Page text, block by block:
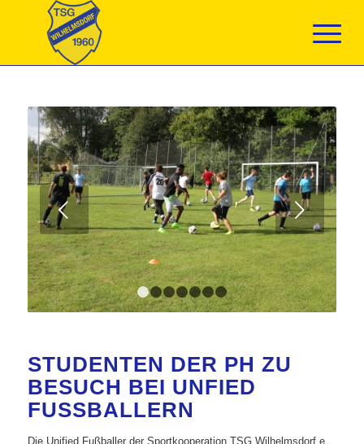
Weiter
1 2 3 4 5 6 7
STUDENTEN DER PH ZU
BESUCH BEI UNFIED
FUSSBALLERN
Die Unified Fußballer der Sportkooperation TSG Wilhelmsdorf e.